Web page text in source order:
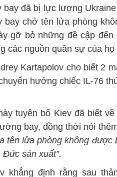
bay đã bị lực lượng
bay chở tên lửa phòng
gỡ bỏ những đề cập
các nguồn quân sự của
Kartapolov cho biết 2
hướng chiếc IL-76
tuyên bố Kiev đã biết
bay, đồng thời nói
tên lửa phòng không
sản xuất”.
khẳng định rằng sau